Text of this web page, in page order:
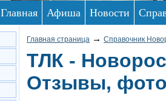
Главная Афиша Новости
Главная страница → Справочник
ТЛК -
Отзывы,